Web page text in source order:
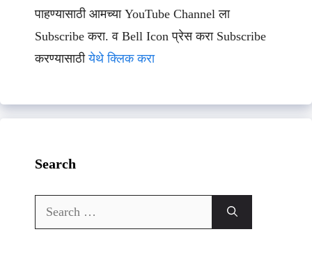
पाहण्यासाठी आमच्या YouTube Channel ला
Subscribe करा. व Bell Icon प्रेस करा Subscribe
करण्यासाठीयेथे क्लिक करा
Search
Search
for: